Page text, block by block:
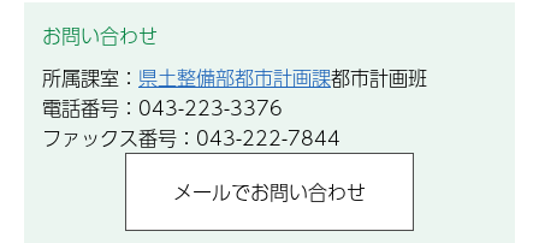
お問い合わせ
所属課室： 県土整備部都市計画課都市計画班
電話番号：043-223-3376
ファックス番号：043-222-7844